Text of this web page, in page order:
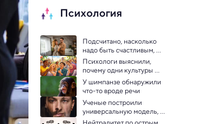
Психология
Подсчитано, насколько
надо быть счастливым,
чтобы снизить риск
болезней
Психологи выяснили,
почему одни культуры
смеются чаще других
У шимпанзе обнаружили
что-то вроде речи
Ученые построили
универсальную модель,
описывающую любые